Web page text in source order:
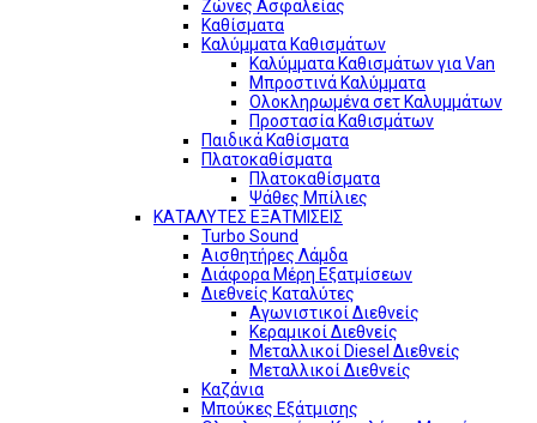
Ζώνες Ασφαλείας
Καθίσματα
Καλύμματα Καθισμάτων
Καλύμματα Καθισμάτων για Van
Μπροστινά Καλύμματα
Ολοκληρωμένα σετ Καλυμμάτων
Προστασία Καθισμάτων
Παιδικά Καθίσματα
Πλατοκαθίσματα
Πλατοκαθίσματα
Ψάθες Μπίλιες
ΚΑΤΑΛΥΤΕΣ ΕΞΑΤΜΙΣΕΙΣ
Turbo Sound
Αισθητήρες Λάμδα
Διάφορα Μέρη Εξατμίσεων
Διεθνείς Καταλύτες
Αγωνιστικοί Διεθνείς
Κεραμικοί Διεθνείς
Μεταλλικοί Diesel Διεθνείς
Μεταλλικοί Διεθνείς
Καζάνια
Μπούκες Εξάτμισης